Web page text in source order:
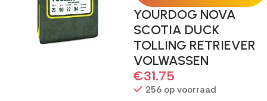
YOURDOG NOVA
SCOTIA DUCK
TOLLING RETRIEVER
VOLWASSEN
€31.75
256 op voorraad